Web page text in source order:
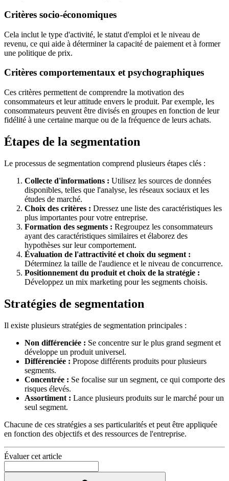
Critères socio-économiques
Cela inclut le type d'activité, le statut d'emploi et le niveau de
revenu, ce qui aide à déterminer la capacité de paiement et à former
une politique de prix.
Critères comportementaux et psychographiques
Ces critères permettent de comprendre la motivation des
consommateurs et leur attitude envers le produit. Par exemple, les
consommateurs peuvent être divisés en groupes en fonction de leur
fidélité à une certaine marque ou de la fréquence de leurs achats.
Étapes de la segmentation
Le processus de segmentation comprend plusieurs étapes clés :
Collecte d'informations : Utilisez les sources de données
disponibles, telles que l'analyse, les réseaux sociaux et les
études de marché.
Choix des critères : Dressez une liste des caractéristiques les
plus importantes pour votre entreprise.
Formation des segments : Regroupez les consommateurs
ayant des caractéristiques similaires et élaborez des
hypothèses sur leur comportement.
Évaluation de l'attractivité et choix du segment :
Déterminez la taille de l'audience et le niveau de concurrence.
Positionnement du produit et choix de la stratégie :
Développez un mix marketing pour les segments choisis.
Stratégies de segmentation
Il existe plusieurs stratégies de segmentation principales :
Non différenciée : Se concentre sur le plus grand segment et
développe un produit universel.
Différenciée : Propose différents produits pour plusieurs
segments.
Concentrée : Se focalise sur un segment, ce qui comporte des
risques élevés.
Assortiment : Lance plusieurs produits sur le marché pour un
seul segment.
Chacune de ces stratégies a ses particularités et peut être appliquée
en fonction des objectifs et des ressources de l'entreprise.
Évaluer cet article